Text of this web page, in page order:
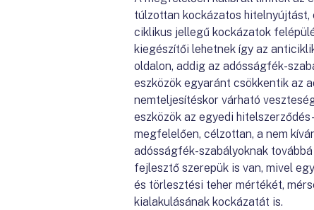
túlzottan kockázatos
ciklikus jellegű kockázatok
kiegészítői lehetnek így az
oldalon, addig az adósságfék-
eszközök egyaránt csökkentik az
nemteljesítéskor várható
eszközök az egyedi
megfelelően, célzottan, a nem
adósságfék-szabályoknak
fejlesztő szerepük is van, mivel
és törlesztési teher mértékét,
kialakulásának kockázatát is.